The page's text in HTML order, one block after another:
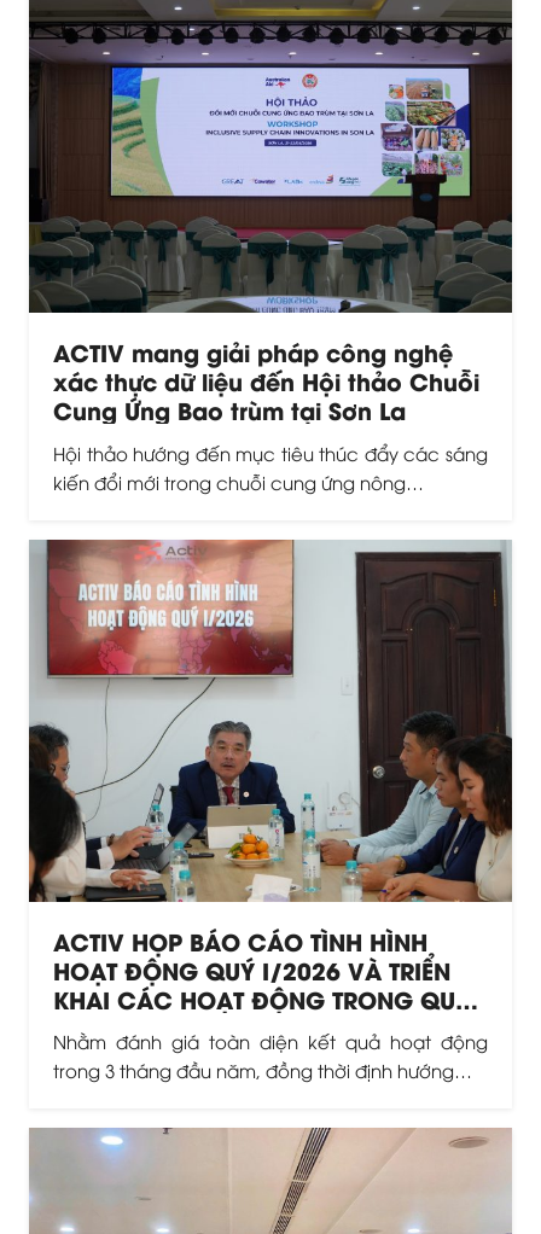
ACTIV mang giải pháp công nghệ
xác thực dữ liệu đến Hội thảo Chuỗi
Cung Ứng Bao trùm tại Sơn La
Hội thảo hướng đến mục tiêu thúc đẩy các sáng
kiến đổi mới trong chuỗi cung ứng nông…
ACTIV HỌP BÁO CÁO TÌNH HÌNH
HOẠT ĐỘNG QUÝ I/2026 VÀ TRIỂN
KHAI CÁC HOẠT ĐỘNG TRONG QUÝ
Nhằm đánh giá toàn diện kết quả hoạt động
trong 3 tháng đầu năm, đồng thời định hướng…